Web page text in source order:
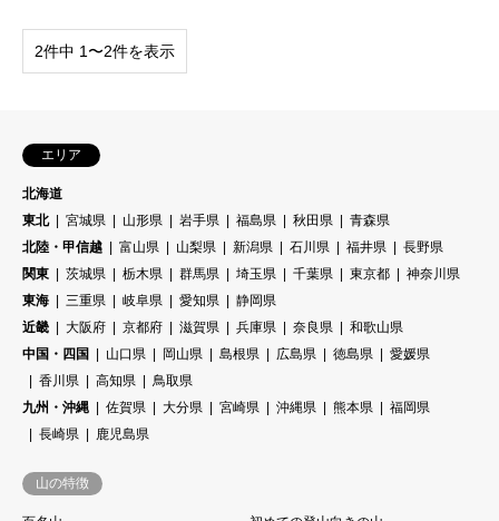
2件中 1〜2件を表示
エリア
北海道
東北
宮城県 山形県 岩手県 福島県 秋田県
青森県
北陸・甲信越
富山県 山梨県 新潟県 石川県 福井県
長野県
関東
茨城県 栃木県 群馬県 埼玉県 千葉県 東京都
神奈川県
東海
三重県 岐阜県 愛知県
静岡県
近畿
大阪府 京都府 滋賀県 兵庫県 奈良県
和歌山県
中国・四国
山口県 岡山県 島根県 広島県 徳島県
愛媛県
香川県
高知県
鳥取県
九州・沖縄
佐賀県 大分県 宮崎県 沖縄県 熊本県
福岡県
長崎県
鹿児島県
山の特徴